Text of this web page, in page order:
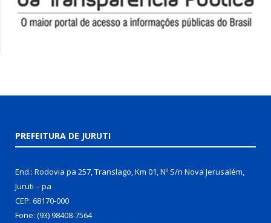
PREFEITURA DE JURUTI
End.: Rodovia pa 257, Translago, Km 01, Nº S/n Nova Jerusalém,
Juruti – pa
CEP: 68170-000
Fone: (93) 98408-7564